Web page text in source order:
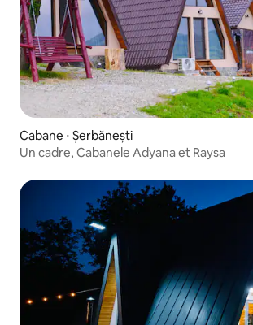
Cabane ⋅ Șerbănești
Un cadre, Cabanele Adyana et Raysa